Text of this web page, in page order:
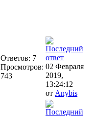
Ответов: 7
Просмотров:
743
02 Февраля
2019,
13:24:12
от Anybis